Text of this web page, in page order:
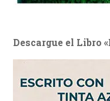
Descargue el Libro